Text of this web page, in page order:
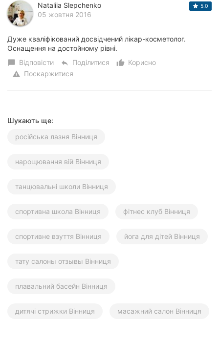
Nataliia Slepchenko
05 жовтня 2016
5.0
Дуже кваліфікований досвідчений лікар-косметолог.
Оснащення на достойному рівні.
chat_bubble Відповісти reply Поділитися thumb_up_alt
Корисно
warning Поскаржитися
Шукають ще:
російська лазня Вінниця
нарощювання вій Вінниця
танцювальні школи Вінниця
спортивна школа Вінниця фітнес клуб Вінниця
спортивне взуття Вінниця йога для дітей Вінниця
тату салоны отзывы Вінниця
плавальний басейн Вінниця
дитячі стрижки Вінниця масажний салон Вінниця